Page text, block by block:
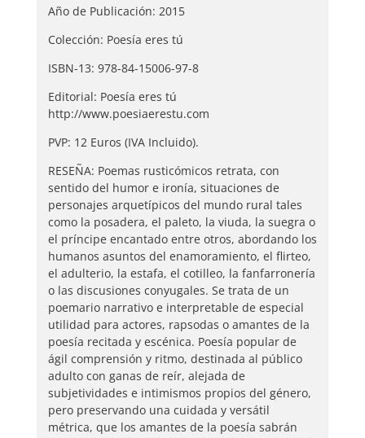
Año de Publicación: 2015
Colección: Poesía eres tú
ISBN-13: 978-84-15006-97-8
Editorial: Poesía eres tú
http://www.poesiaerestu.com
PVP: 12 Euros (IVA Incluido).
RESEÑA: Poemas rusticómicos retrata, con
sentido del humor e ironía, situaciones de
personajes arquetípicos del mundo rural tales
como la posadera, el paleto, la viuda, la suegra o
el príncipe encantado entre otros, abordando los
humanos asuntos del enamoramiento, el flirteo,
el adulterio, la estafa, el cotilleo, la fanfarronería
o las discusiones conyugales. Se trata de un
poemario narrativo e interpretable de especial
utilidad para actores, rapsodas o amantes de la
poesía recitada y escénica. Poesía popular de
ágil comprensión y ritmo, destinada al público
adulto con ganas de reír, alejada de
subjetividades e intimismos propios del género,
pero preservando una cuidada y versátil
métrica, que los amantes de la poesía sabrán